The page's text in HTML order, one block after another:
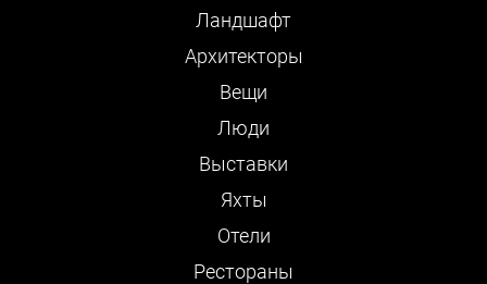
Ландшафт
Архитекторы
Вещи
Люди
Выставки
Яхты
Отели
Рестораны